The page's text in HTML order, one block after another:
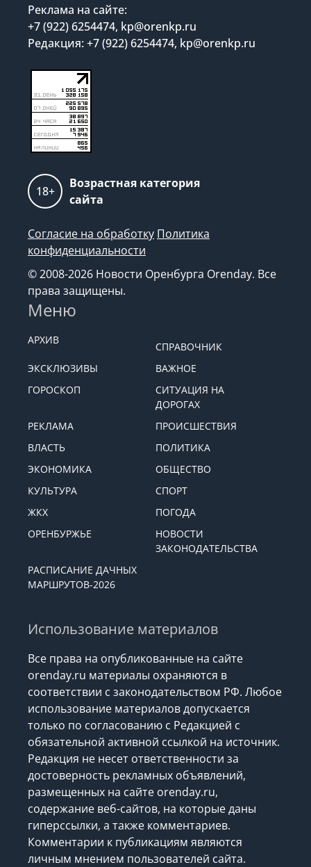
Реклама на сайте:
+7 (922) 6254474, kp@orenkp.ru
Редакция: +7 (922) 6254474, kp@orenkp.ru
18+
Возрастная категория
сайта
Согласие на обработку Политика
конфиденциальности
© 2008-2026 Новости Оренбурга Orenday. Все
права защищены.
Меню
АРХИВ
СПРАВОЧНИК
ЭКСКЛЮЗИВЫ
ВАЖНОЕ
ГОРОСКОП
СИТУАЦИЯ НА
ДОРОГАХ
РЕКЛАМА
ПРОИСШЕСТВИЯ
ВЛАСТЬ
ПОЛИТИКА
ЭКОНОМИКА
ОБЩЕСТВО
КУЛЬТУРА
СПОРТ
ЖКХ
ПОГОДА
ОРЕНБУРЖЬЕ
НОВОСТИ
ЗАКОНОДАТЕЛЬСТВА
РАСПИСАНИЕ ДАЧНЫХ
МАРШРУТОВ-2026
Использование материалов
Все права на опубликованные на сайте
orenday.ru материалы охраняются в
соответствии с законодательством РФ. Любое
использование материалов допускается
только по согласованию с Редакцией с
обязательной активной ссылкой на источник.
Редакция не несет ответственности за
достоверность рекламных объявлений,
размещенных на сайте orenday.ru,
содержание веб-сайтов, на которые даны
гиперссылки, а также комментариев.
Комментарии к публикациям являются
личным мнением пользователей сайта.